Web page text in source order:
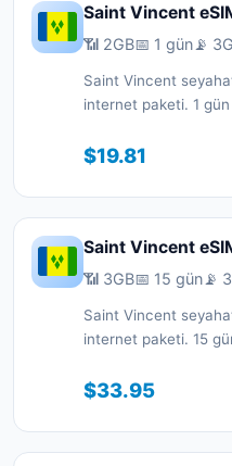
Saint Vincent
📶 2GB📅 1 gün📡
Saint Vincent
internet paketi. 1
$19.81
Saint Vincent
📶 3GB📅 15 gün📡
Saint Vincent
internet paketi. 15
$33.95